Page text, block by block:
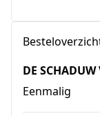
DE
Eenmalig